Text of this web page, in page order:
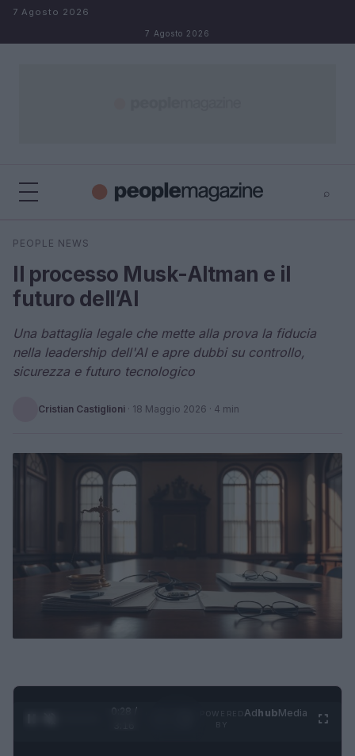
Salta al contenuto
7 Agosto 2026
7 Agosto 2026
⌕
Cerca
PEOPLE NEWS
Il processo Musk-Altman e il
futuro dell’AI
Una battaglia legale che mette alla prova la fiducia
nella leadership dell'AI e apre dubbi su controllo,
sicurezza e futuro tecnologico
Cristian Castiglioni · 18 Maggio 2026 · 4 min
0:29 /
AdhubMedia